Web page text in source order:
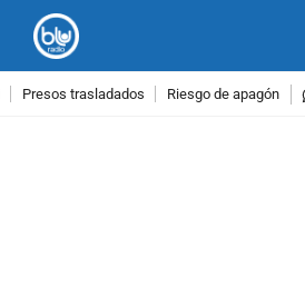
Presos trasladados Riesgo de apagón